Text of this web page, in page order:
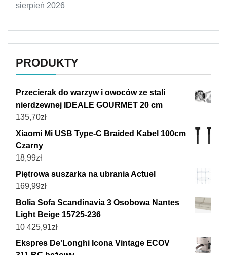
sierpień 2026
PRODUKTY
Przecierak do warzyw i owoców ze stali
nierdzewnej IDEALE GOURMET 20 cm
135,70zł
Xiaomi Mi USB Type-C Braided Kabel 100cm
Czarny
18,99zł
Piętrowa suszarka na ubrania Actuel
169,99zł
Bolia Sofa Scandinavia 3 Osobowa Nantes
Light Beige 15725-236
10 425,91zł
Ekspres De'Longhi Icona Vintage ECOV